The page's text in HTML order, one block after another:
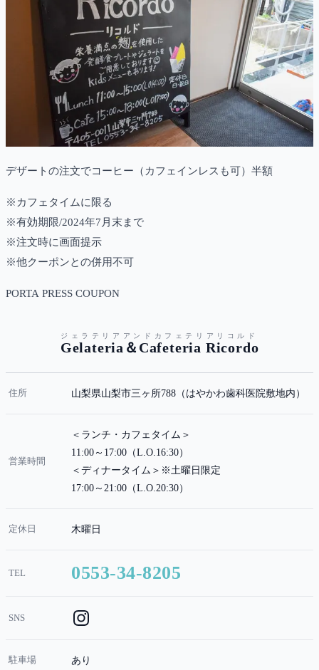
デザートの注文でコーヒー（カフェインレスも可）半額
※カフェタイムに限る
※有効期限/2024年7月末まで
※注文時に画面提示
※他クーポンとの併用不可
PORTA PRESS COUPON
Gelateria＆Cafeteria Ricordo
ジェラテリアアンドカフェテリアリコルド
住所 山梨県山梨市三ヶ所788（はやかわ歯科医院敷地内）
営業時間
＜ランチ・カフェタイム＞
11:00～17:00（L.O.16:30）
＜ディナータイム＞※土曜日限定
17:00～21:00（L.O.20:30）
定休日 木曜日
TEL 0553-34-8205
SNS
駐車場 あり